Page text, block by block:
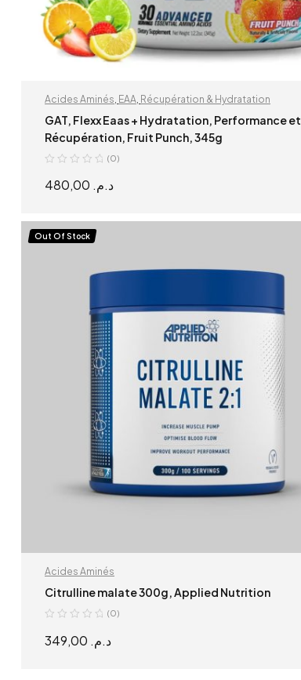
Acides Aminés EAA Récupération & Hydratation
GAT, Flexx Eaas + Hydratation, Performance et
Récupération, Fruit Punch, 345g
(0)
د.م.
Out Of Stock
Acides Aminés
Citrulline malate 300g, Applied Nutrition
(0)
د.م.